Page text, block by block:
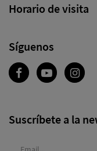
Síguenos
Horario de visita
Suscríbete a la